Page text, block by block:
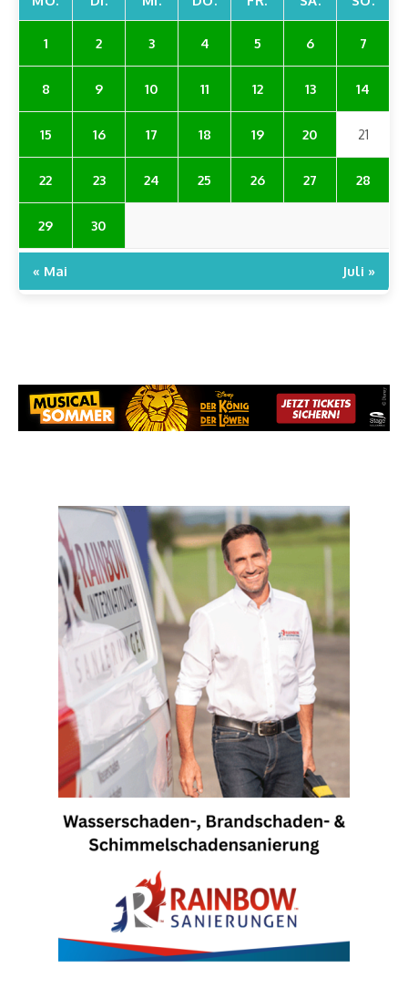
1 2 3 4 5 6 7
8 9 10 11 12 13 14
15 16 17 18 19 20 21
22 23 24 25 26 27 28
29 30
« Mai Juli »